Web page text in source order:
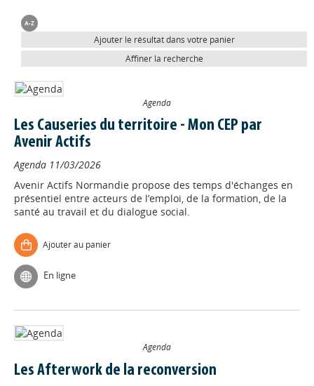
Ajouter le résultat dans votre panier
Affiner la recherche
Agenda
Les Causeries du territoire - Mon CEP par
Avenir Actifs
Agenda 11/03/2026
Avenir Actifs Normandie propose des temps d'échanges en
présentiel entre acteurs de l’emploi, de la formation, de la
santé au travail et du dialogue social.
Ajouter au panier
En ligne
Agenda
Les Afterwork de la reconversion